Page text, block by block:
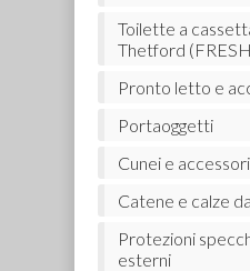
Toilette a
Thetford
Pronto letto e
Portaoggetti
Cunei e accessori
Catene e calze
Protezioni
esterni